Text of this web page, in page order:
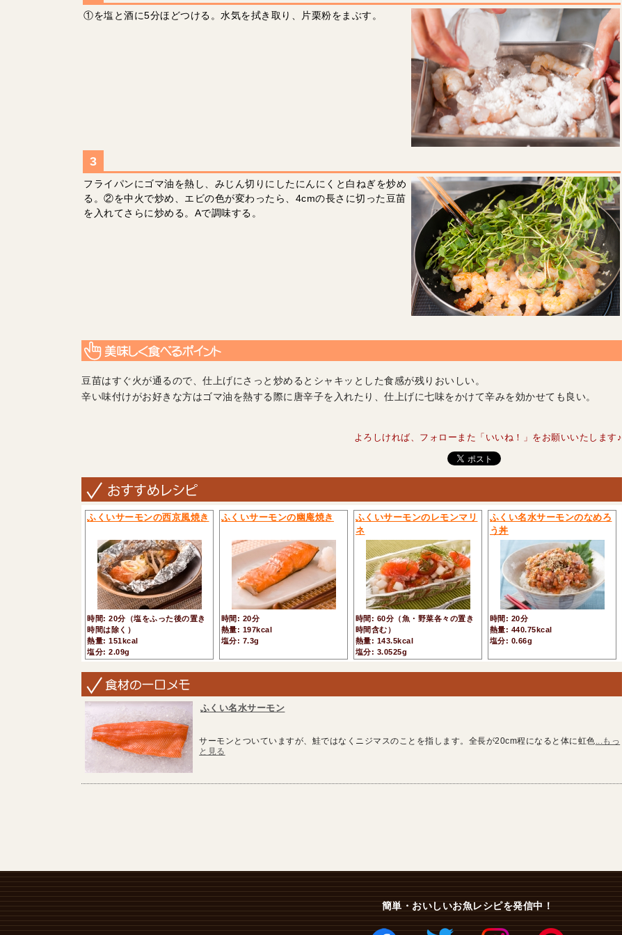
①を塩と酒に5分ほどつける。水気を拭き取り、片栗粉をまぶす。
フライパンにゴマ油を熱し、みじん切りにしたにんにくと白ねぎを炒め
る。②を中火で炒め、エビの色が変わったら、4cmの長さに切った豆苗
を入れてさらに炒める。Aで調味する。
豆苗はすぐ火が通るので、仕上げにさっと炒めるとシャキッとした食感が残りおいしい。
辛い味付けがお好きな方はゴマ油を熱する際に唐辛子を入れたり、仕上げに七味をかけて辛みを効かせても良い。
よろしければ、フォローまた「いいね！」をお願いいたします♪
ふくいサーモンの西京風焼き
時間: 20分（塩をふった後の置き
時間は除く）
熱量: 151kcal
塩分: 2.09g
ふくいサーモンの幽庵焼き
時間: 20分
熱量: 197kcal
塩分: 7.3g
ふくいサーモンのレモンマリ
ネ
時間: 60分（魚・野菜各々の置き
時間含む）
熱量: 143.5kcal
塩分: 3.0525g
ふくい名水サーモンのなめろ
う丼
時間: 20分
熱量: 440.75kcal
塩分: 0.66g
ふくい名水サーモン
サーモンとついていますが、鮭ではなくニジマスのことを指します。全長が20cm程になると体に虹色 ...もっ
と見る
簡単・おいしいお魚レシピを発信中！